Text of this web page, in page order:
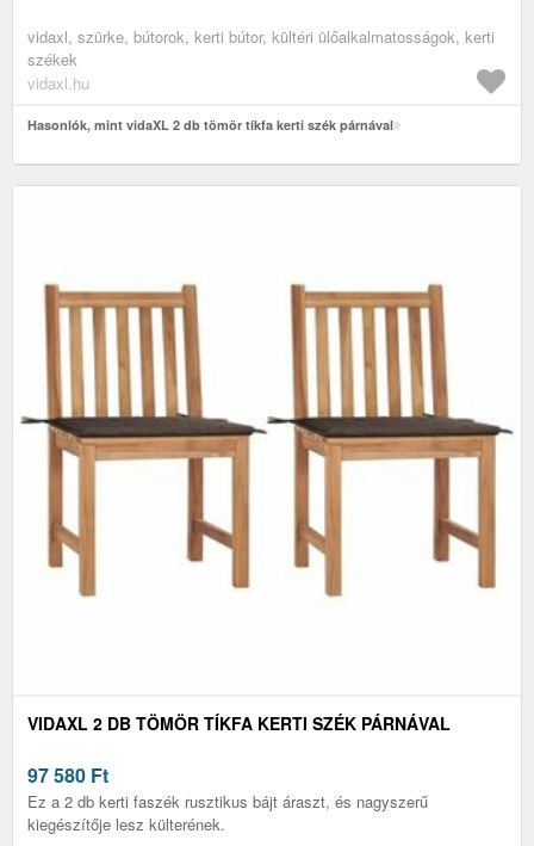
vidaxl, szürke, bútorok, kerti bútor, kültéri ülőalkalmatosságok, kerti
székek
vidaxl.hu
Hasonlók, mint vidaXL 2 db tömör tíkfa kerti szék párnával
VIDAXL 2 DB TÖMÖR TÍKFA KERTI SZÉK PÁRNÁVAL
97 580 Ft
Ez a 2 db kerti faszék rusztikus bájt áraszt, és nagyszerű
kiegészítője lesz külterének.